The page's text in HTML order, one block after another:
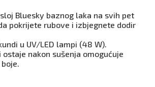
Bluesky baznog laka na svih pet
pokrijete rubove i izbjegnete dodir
u UV/LED lampi (48 W).
nakon sušenja omogućuje